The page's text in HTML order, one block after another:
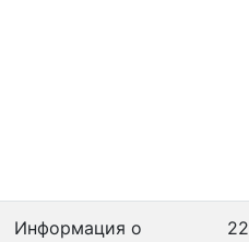
Информация о